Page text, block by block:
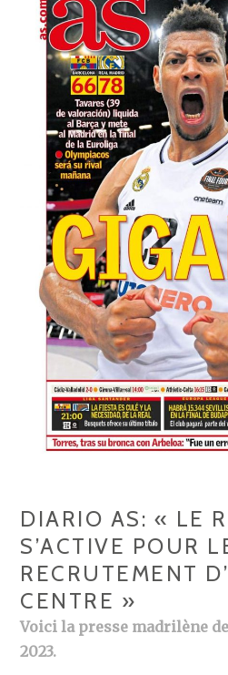
DIARIO AS: « LE
S’ACTIVE POUR
RECRUTEMENT
CENTRE »
Voici la presse madrilène
2023.